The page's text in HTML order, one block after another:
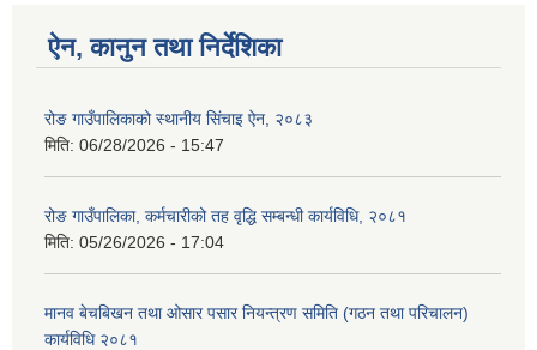
ऐन, कानुन तथा निर्देशिका
रोङ गाउँपालिकाको स्थानीय सिंचाइ ऐन, २०८३
मिति: 06/28/2026 - 15:47
रोङ गाउँपालिका, कर्मचारीको तह वृद्धि सम्बन्धी कार्यविधि, २०८१
मिति: 05/26/2026 - 17:04
मानव बेचबिखन तथा ओसार पसार नियन्त्रण समिति (गठन तथा परिचालन)
कार्यविधि २०८१